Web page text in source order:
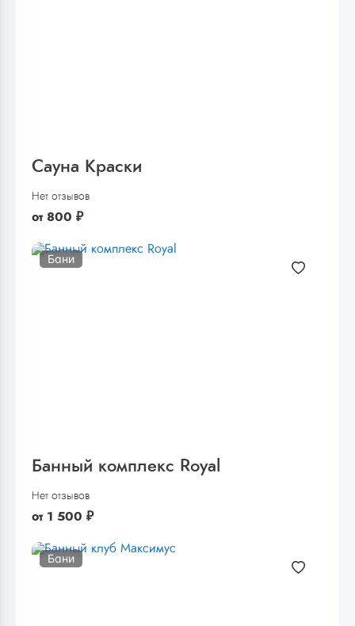
Сауна Краски
Нет отзывов
от 800 ₽
Бани
Банный комплекс Royal
Нет отзывов
от 1 500 ₽
Бани